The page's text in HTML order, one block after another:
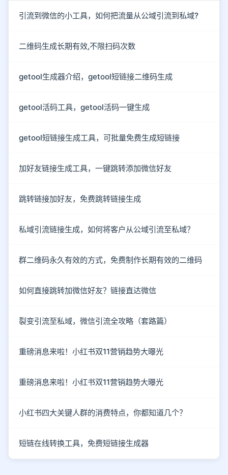
引流到微信的小工具，如何把流量从公域引流到私域?
二维码生成长期有效,不限扫码次数
getool生成器介绍，getool短链接二维码生成
getool活码工具，getool活码一键生成
getool短链接生成工具，可批量免费生成短链接
加好友链接生成工具，一键跳转添加微信好友
跳转链接加好友，免费跳转链接生成
私域引流链接生成，如何将客户从公域引流至私域？
群二维码永久有效的方式，免费制作长期有效的二维码
如何直接跳转加微信好友？链接直达微信
裂变引流至私域，微信引流全攻略（套路篇）
重磅消息来啦！小红书双11营销趋势大曝光
重磅消息来啦！小红书双11营销趋势大曝光
小红书四大关键人群的消费特点，你都知道几个？
短链在线转换工具，免费短链接生成器